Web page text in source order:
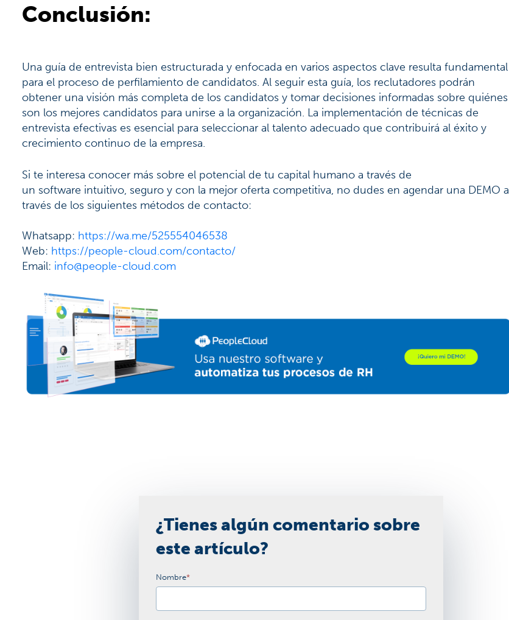
Conclusión:
Una guía de entrevista bien estructurada y enfocada en varios aspectos clave resulta fundamental
para el proceso de perfilamiento de candidatos. Al seguir esta guía, los reclutadores podrán
obtener una visión más completa de los candidatos y tomar decisiones informadas sobre quiénes
son los mejores candidatos para unirse a la organización. La implementación de técnicas de
entrevista efectivas es esencial para seleccionar al talento adecuado que contribuirá al éxito y
crecimiento continuo de la empresa.
Si te interesa conocer más sobre el potencial de tu capital humano a través de
un software intuitivo, seguro y con la mejor oferta competitiva, no dudes en agendar una DEMO a
través de los siguientes métodos de contacto:
Whatsapp: https://wa.me/525554046538
Web: https://people-cloud.com/contacto/
Email: info@people-cloud.com
¿Tienes algún comentario sobre
este artículo?
Nombre*